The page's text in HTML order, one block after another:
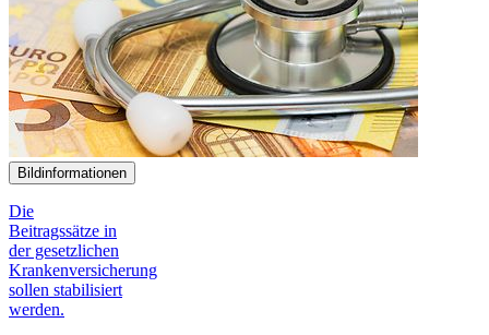
Bildinformationen
Die
Beitragssätze in
der gesetzlichen
Krankenversicherung
sollen stabilisiert
werden.